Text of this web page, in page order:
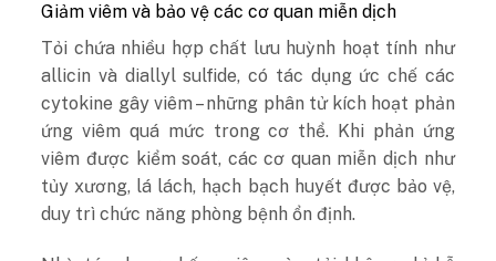
Giảm viêm và bảo vệ các cơ quan miễn dịch
Tỏi chứa nhiều hợp chất lưu huỳnh hoạt tính như
allicin và diallyl sulfide, có tác dụng ức chế các
cytokine gây viêm – những phân tử kích hoạt phản
ứng viêm quá mức trong cơ thể. Khi phản ứng
viêm được kiểm soát, các cơ quan miễn dịch như
tủy xương, lá lách, hạch bạch huyết được bảo vệ,
duy trì chức năng phòng bệnh ổn định.